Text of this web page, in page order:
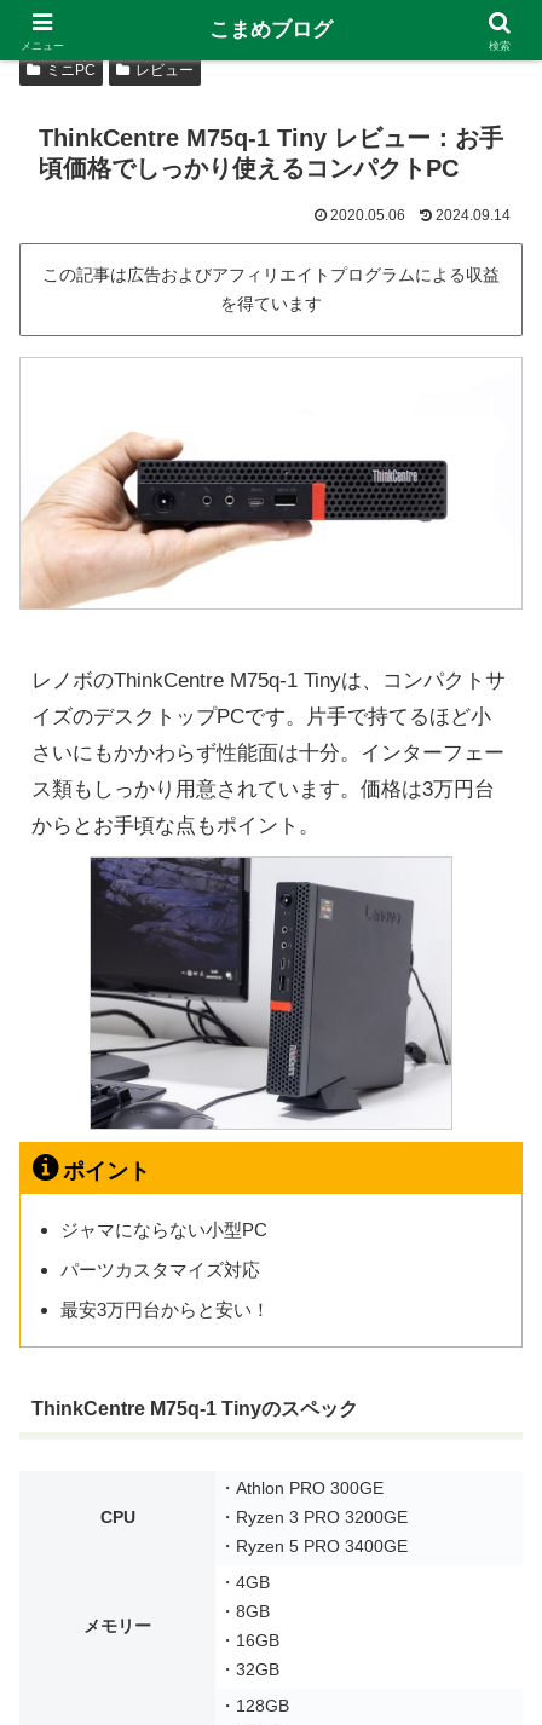
ミニPC レビュー
ThinkCentre M75q-1 Tiny レビュー：お手
頃価格でしっかり使えるコンパクトPC
2020.05.06 2024.09.14
この記事は広告およびアフィリエイトプログラムによる収益
を得ています
レノボのThinkCentre M75q-1 Tinyは、コンパクトサ
イズのデスクトップPCです。片手で持てるほど小
さいにもかかわらず性能面は十分。インターフェー
ス類もしっかり用意されています。価格は3万円台
からとお手頃な点もポイント。
ポイント
ジャマにならない小型PC
パーツカスタマイズ対応
最安3万円台からと安い！
ThinkCentre M75q-1 Tinyのスペック
CPU
・Athlon PRO 300GE
・Ryzen 3 PRO 3200GE
・Ryzen 5 PRO 3400GE
メモリー
・4GB
・8GB
・16GB
・32GB
・128GB
メニュー
こまめブログ
検索